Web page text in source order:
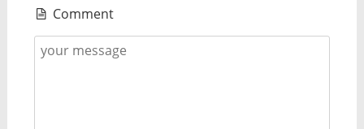
Comment